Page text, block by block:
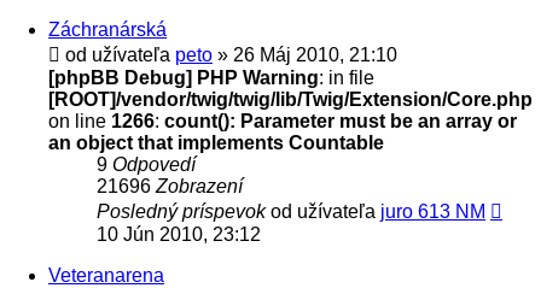
Záchranárská
od užívateľa peto » 26 Máj 2010, 21:10
[phpBB Debug] PHP Warning: in file
[ROOT]/vendor/twig/twig/lib/Twig/Extension/Core.php
on line 1266: count(): Parameter must be an array or
an object that implements Countable
9 Odpovedí
21696 Zobrazení
Posledný príspevokod užívateľa juro 613 NM
10 Jún 2010, 23:12
Veteranarena